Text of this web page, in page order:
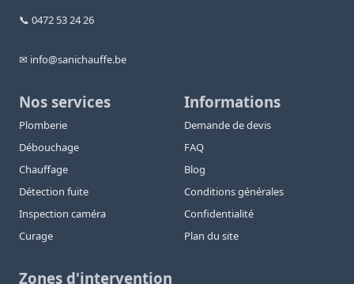
📞 0472 53 24 26
✉ info@sanichauffe.be
Nos services
Plomberie
Débouchage
Chauffage
Détection fuite
Inspection caméra
Curage
Informations
Demande de devis
FAQ
Blog
Conditions générales
Confidentialité
Plan du site
Zones d'intervention